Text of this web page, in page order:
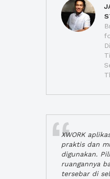
XWORK
praktis dan
digunakan.
ruangannya
tersebar di